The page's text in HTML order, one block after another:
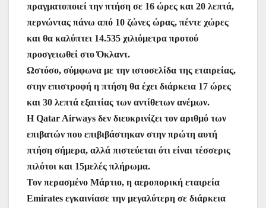
πραγματοποιεί την πτήση σε 16 ώρες και 20 λεπτά,
περνώντας πάνω από 10 ζώνες ώρας, πέντε χώρες
και θα καλύπτει 14.535 χιλιόμετρα προτού
προσγειωθεί στο Όκλαντ.
Ωστόσο, σύμφωνα με την ιστοσελίδα της εταιρείας,
στην επιστροφή η πτήση θα έχει διάρκεια 17 ώρες
και 30 λεπτά εξαιτίας των αντίθετων ανέμων.
Η Qatar Airways δεν διευκρινίζει τον αριθμό των
επιβατών που επιβιβάστηκαν στην πρώτη αυτή
πτήση σήμερα, αλλά πιστεύεται ότι είναι τέσσερις
πιλότοι και 15μελές πλήρωμα.
Τον περασμένο Μάρτιο, η αεροπορική εταιρεία
Emirates εγκαινίασε την μεγαλύτερη σε διάρκεια